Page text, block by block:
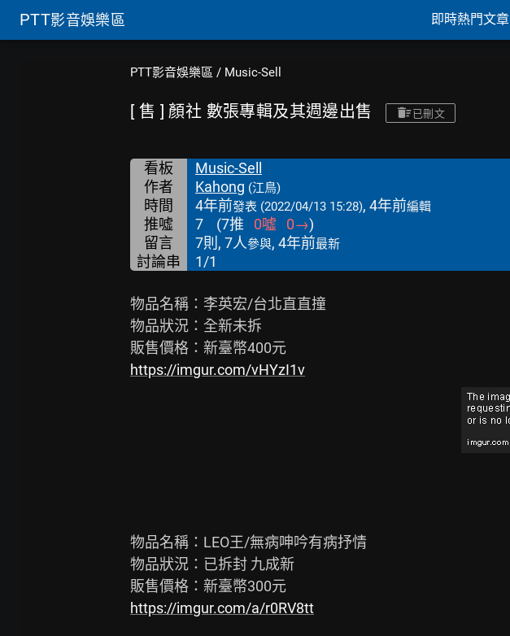
PTT影音娛樂區 即時熱門文章
PTT影音娛樂區 / Music-Sell
[ 售 ] 顏社 數張專輯及其週邊出售 已刪文
看板
Music-Sell
作者
Kahong (江鳥)
時間 4年前發表 (2022/04/13 15:28), 4年前編輯
推噓 7 (7推 0噓 0→)
留言
7則, 7人參與, 4年前最新
討論串 1/1
物品名稱：李英宏/台北直直撞
物品狀況：全新未拆
https://imgur.com/vHYzI1v
物品名稱：LEO王/無病呻吟有病抒情
物品狀況：已拆封 九成新
https://imgur.com/a/r0RV8tt